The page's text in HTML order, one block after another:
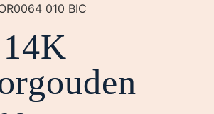
010 BIC